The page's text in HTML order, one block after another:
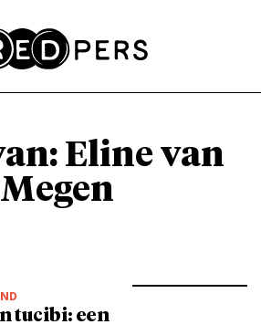
Eline van
Megen
tucibi: een